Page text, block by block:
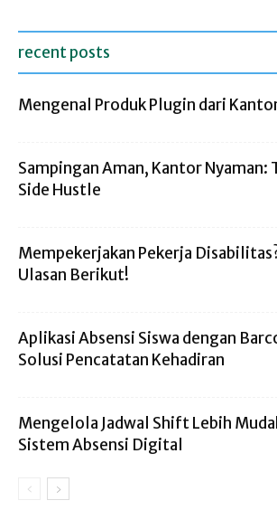
recent posts
Mengenal Produk Plugin dari
Sampingan Aman, Kantor Nyaman:
Side Hustle
Mempekerjakan Pekerja
Ulasan Berikut!
Aplikasi Absensi Siswa dengan
Solusi Pencatatan Kehadiran
Mengelola Jadwal Shift Lebih
Sistem Absensi Digital